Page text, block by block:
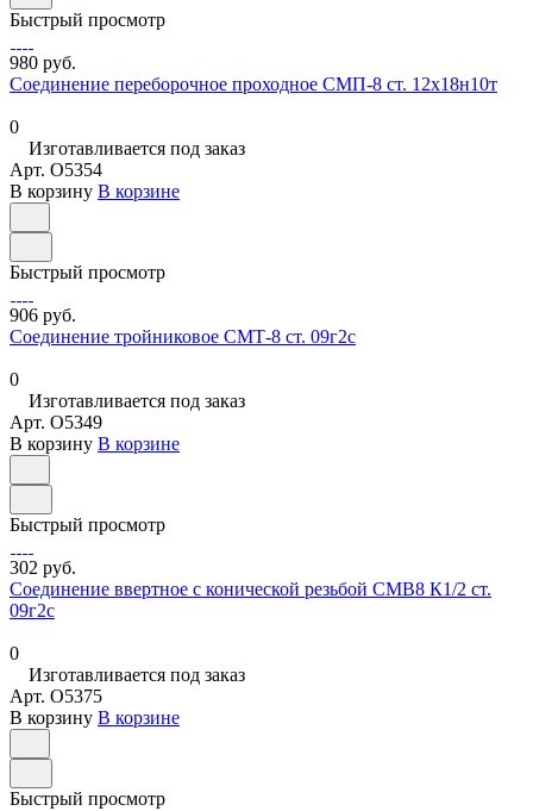
Быстрый просмотр
980 руб.
Соединение переборочное проходное СМП-8 ст. 12х18н10т
0
Изготавливается под заказ
Арт. O5354
В корзину В корзине
Быстрый просмотр
906 руб.
Соединение тройниковое СМТ-8 ст. 09г2с
0
Изготавливается под заказ
Арт. O5349
В корзину В корзине
Быстрый просмотр
302 руб.
Соединение ввертное с конической резьбой СМВ8 К1/2 ст.
09г2с
0
Изготавливается под заказ
Арт. O5375
В корзину В корзине
Быстрый просмотр